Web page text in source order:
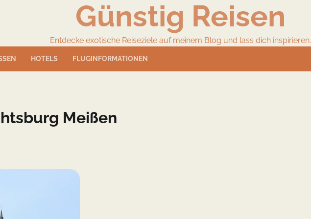
Günstig Reisen
Entdecke exotische Reiseziele auf meinem Blog und lass dich inspirieren.
HOTELS FLUGINFORMATIONEN
Meißen